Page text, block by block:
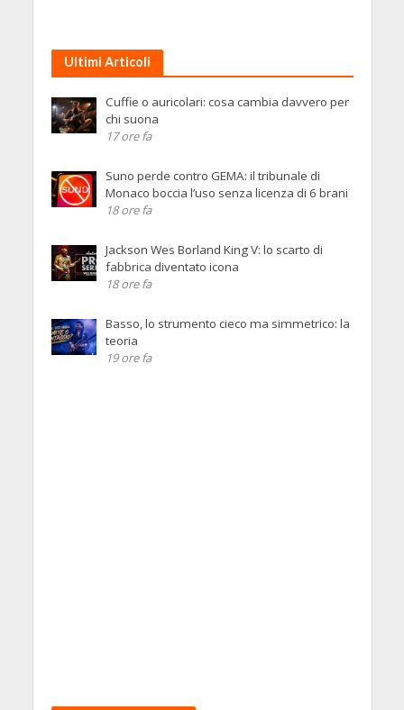
Ultimi Articoli
Cuffie o auricolari: cosa cambia davvero per
chi suona
17 ore fa
Suno perde contro GEMA: il tribunale di
Monaco boccia l’uso senza licenza di 6 brani
18 ore fa
Jackson Wes Borland King V: lo scarto di
fabbrica diventato icona
18 ore fa
Basso, lo strumento cieco ma simmetrico: la
teoria
19 ore fa